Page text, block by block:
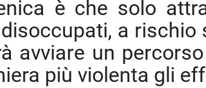
è che solo
a rischio
avviare un
più violenta gli